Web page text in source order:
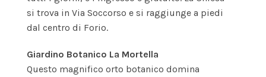
si trova in Via Soccorso e si raggiunge a piedi
dal centro di Forio.
Giardino Botanico La Mortella
Questo magnifico orto botanico domina